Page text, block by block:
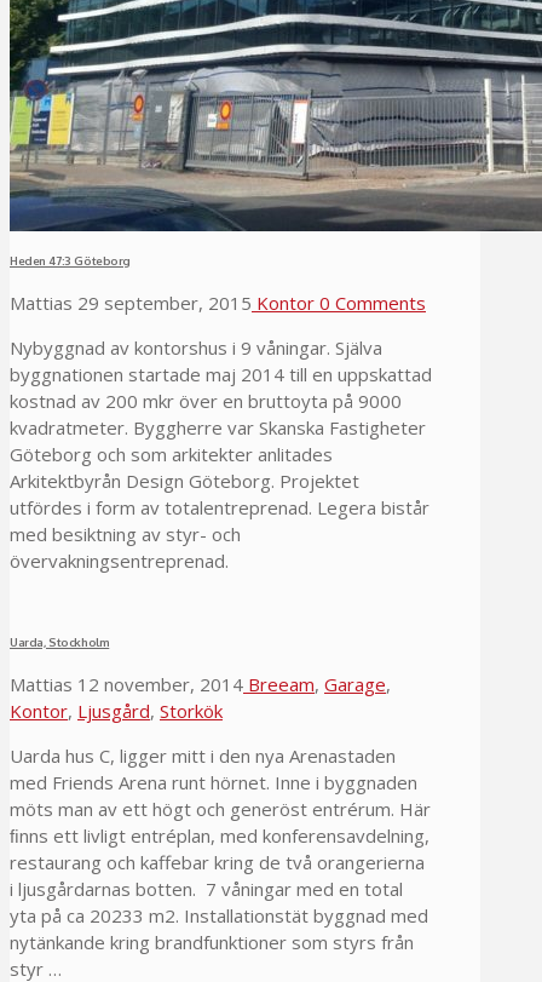
Heden 47:3 Göteborg
Mattias 29 september, 2015 Kontor 0 Comments
Nybyggnad av kontorshus i 9 våningar. Själva
byggnationen startade maj 2014 till en uppskattad
kostnad av 200 mkr över en bruttoyta på 9000
kvadratmeter. Byggherre var Skanska Fastigheter
Göteborg och som arkitekter anlitades
Arkitektbyrån Design Göteborg. Projektet
utfördes i form av totalentreprenad. Legera bistår
med besiktning av styr- och
övervakningsentreprenad.
Uarda, Stockholm
Mattias 12 november, 2014 Breeam, Garage,
Kontor, Ljusgård, Storkök
Uarda hus C, ligger mitt i den nya Arenastaden
med Friends Arena runt hörnet. Inne i byggnaden
möts man av ett högt och generöst entrérum. Här
ﬁnns ett livligt entréplan, med konferensavdelning,
restaurang och kaffebar kring de två orangerierna
i ljusgårdarnas botten. 7 våningar med en total
yta på ca 20233 m2. Installationstät byggnad med
nytänkande kring brandfunktioner som styrs från
styr …